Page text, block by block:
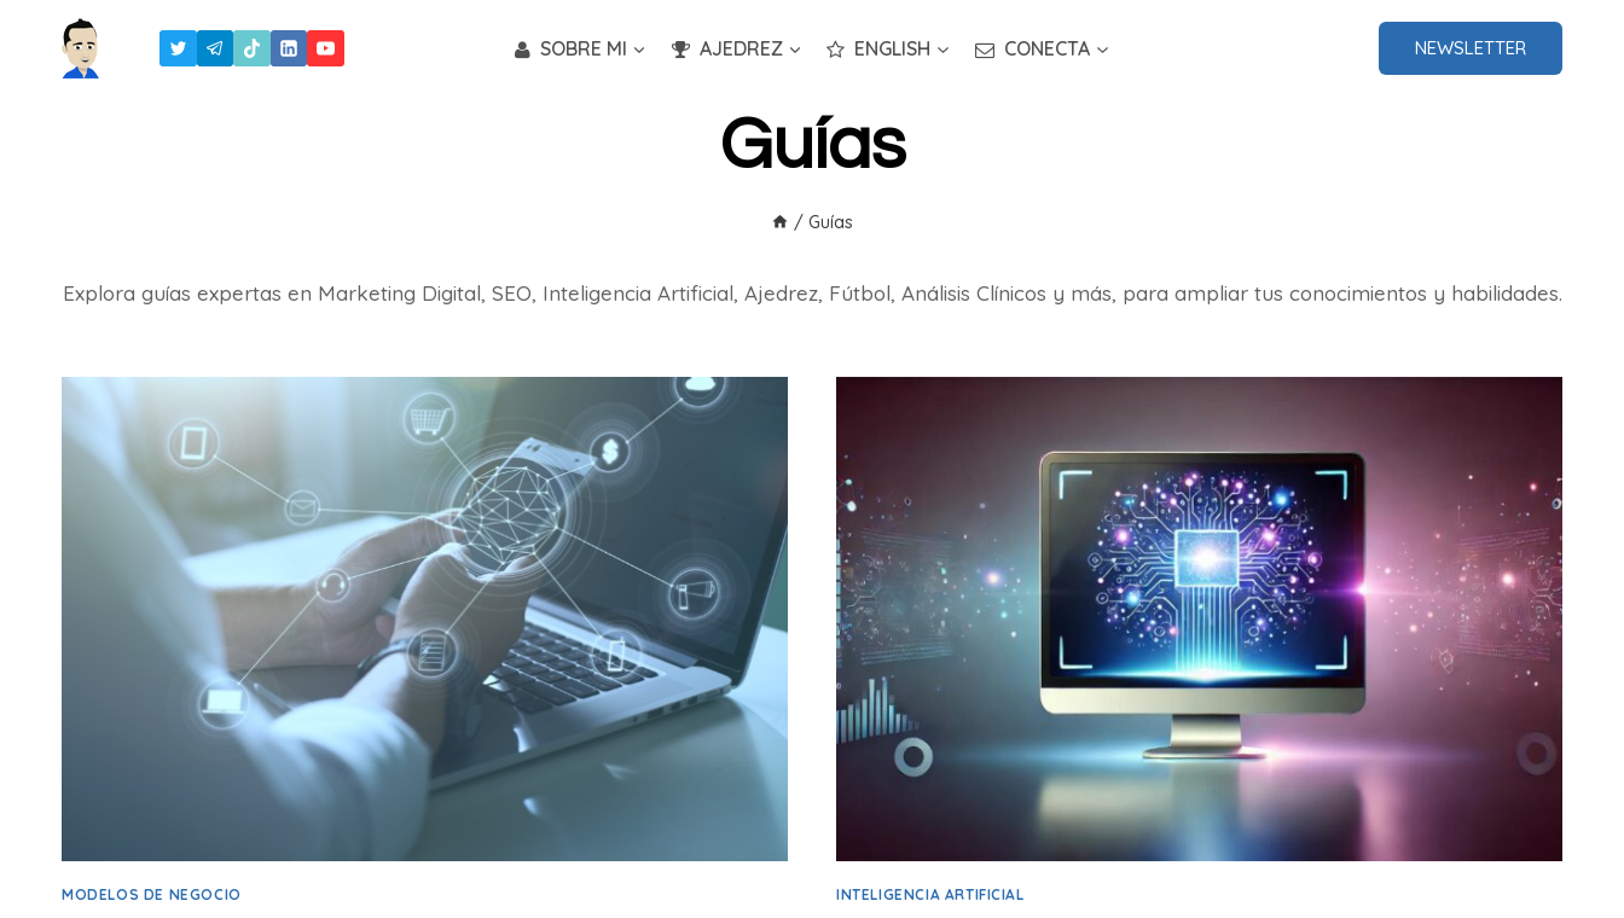
SOBRE MI AJEDREZ ENGLISH CONECTA NEWSLETTER
Guías
/ Guías
Explora guías expertas en Marketing Digital, SEO, Inteligencia Artificial, Ajedrez, Fútbol, Análisis Clínicos y más, para ampliar tus conocimientos y habilidades.
MODELOS DE NEGOCIO INTELIGENCIA ARTIFICIAL